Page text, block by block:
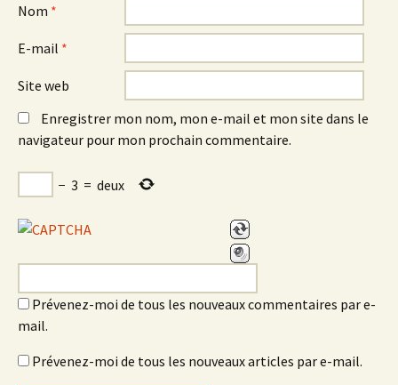
Nom *
E-mail *
Site web
Enregistrer mon nom, mon e-mail et mon site dans le
navigateur pour mon prochain commentaire.
− 3 = deux
Prévenez-moi de tous les nouveaux commentaires par e-
mail.
Prévenez-moi de tous les nouveaux articles par e-mail.